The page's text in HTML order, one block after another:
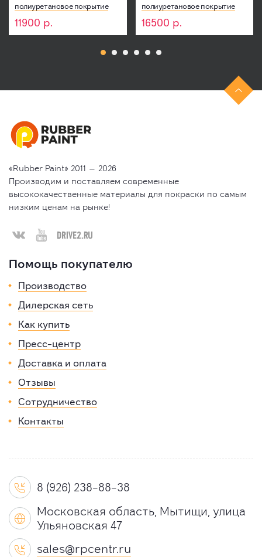
полиуретановое покрытие
МОЛОТ - Черный (Комплект 7
11900 р.
полиуретановое покрытие
МОЛОТ - Колеруемый
(Комплект 10 шт)
16500 р.

«Rubber Paint» 2011 — 2026
Производим и поставляем современные
высококачественные материалы для покраски по самым
низким ценам на рынке!
  
Помощь покупателю
Производство
Дилерская сеть
Как купить
Пресс-центр
Доставка и оплата
Отзывы
Сотрудничество
Контакты
 8 (926) 238-88-38

Московская область, Мытищи, улица
Ульяновская 47
 sales@rpcentr.ru